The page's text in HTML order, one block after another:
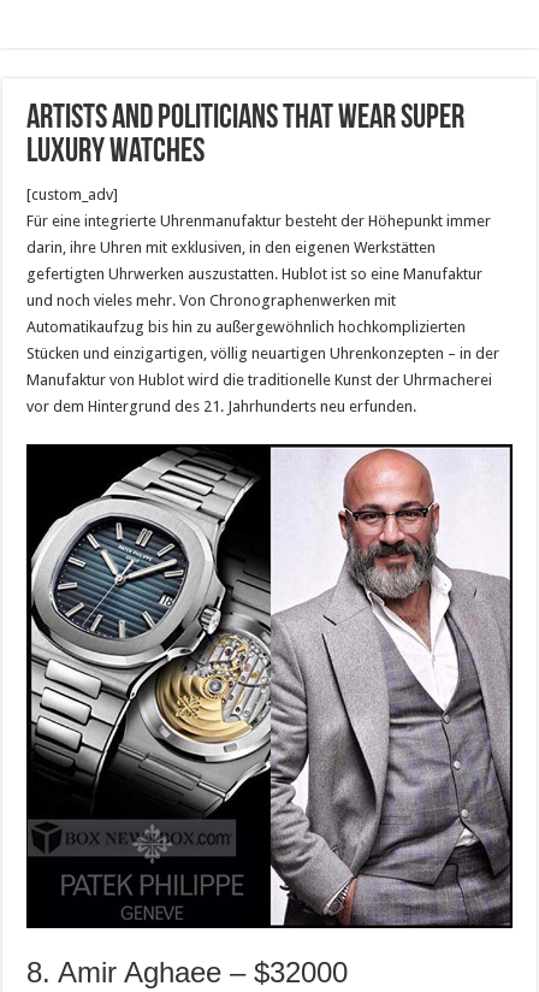
Artists and Politicians that wear super
luxury watches
[custom_adv]
Für eine integrierte Uhrenmanufaktur besteht der Höhepunkt immer
darin, ihre Uhren mit exklusiven, in den eigenen Werkstätten
gefertigten Uhrwerken auszustatten. Hublot ist so eine Manufaktur
und noch vieles mehr. Von Chronographenwerken mit
Automatikaufzug bis hin zu außergewöhnlich hochkomplizierten
Stücken und einzigartigen, völlig neuartigen Uhrenkonzepten – in der
Manufaktur von Hublot wird die traditionelle Kunst der Uhrmacherei
vor dem Hintergrund des 21. Jahrhunderts neu erfunden.
8. Amir Aghaee – $32000